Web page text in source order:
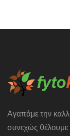
Αγαπάμε την
συνεχώς